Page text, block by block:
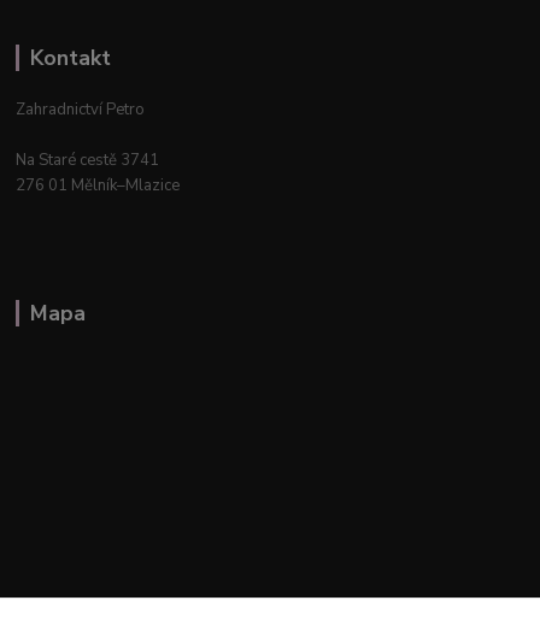
Kontakt
Zahradnictví Petro
Na Staré cestě 3741
276 01 Mělník–Mlazice
Mapa